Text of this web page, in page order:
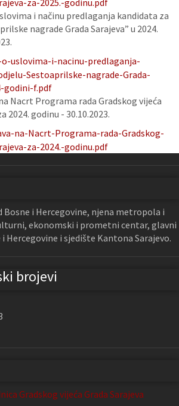
za-2025.-godinu.pdf
i načinu predlaganja kandidata za
nagrade Grada Sarajeva” u 2024.
o-uslovima-i-nacinu-predlaganja-
Sestoaprilske-nagrade-Grada-
godini-f.pdf
Nacrt Programa rada Gradskog vijeća
2024. godinu - 30.10.2023.
na-Nacrt-Programa-rada-Gradskog-
za-2024.-godinu.pdf
Bosne i Hercegovine, njena metropola i
ekonomski i prometni centar, glavni
Hercegovine i sjedište Kantona Sarajevo.
brojevi
Gradskog vijeća Grada Sarajeva